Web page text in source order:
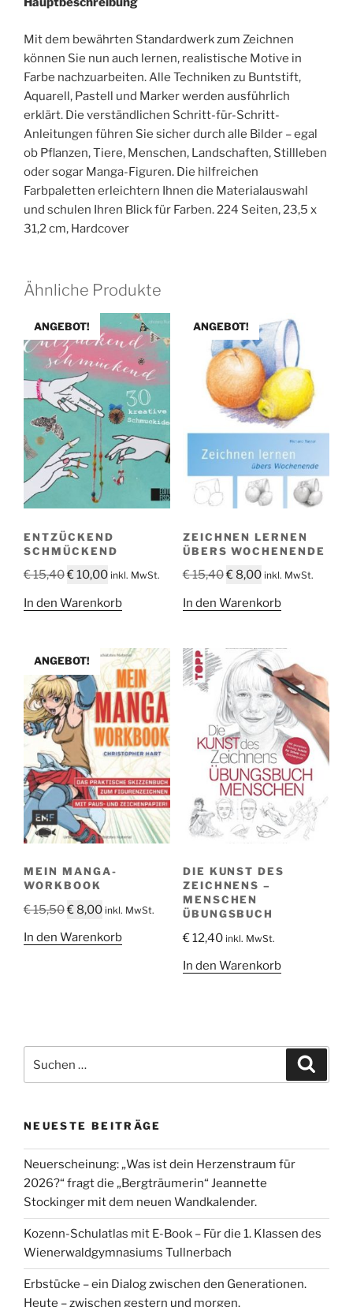
Mit dem bewährten Standardwerk zum Zeichnen
können Sie nun auch lernen, realistische Motive in
Farbe nachzuarbeiten. Alle Techniken zu Buntstift,
Aquarell, Pastell und Marker werden ausführlich
erklärt. Die verständlichen Schritt-für-Schritt-
Anleitungen führen Sie sicher durch alle Bilder – egal
ob Pflanzen, Tiere, Menschen, Landschaften, Stillleben
oder sogar Manga-Figuren. Die hilfreichen
Farbpaletten erleichtern Ihnen die Materialauswahl
und schulen Ihren Blick für Farben. 224 Seiten, 23,5 x
31,2 cm, Hardcover
Ähnliche Produkte
ANGEBOT!
ENTZÜCKEND
SCHMÜCKEND
€15,40Ursprünglicher
war:
€10,00Aktueller
ist:
inkl. MwSt.
In den Warenkorb
ANGEBOT!
ZEICHNEN LERNEN
ÜBERS WOCHENENDE
€15,40Ursprünglicher
war:
€8,00Aktueller
ist:
inkl. MwSt.
In den Warenkorb
ANGEBOT!
MEIN MANGA-
WORKBOOK
€15,50Ursprünglicher
war:
€ 8,00Aktueller
ist:
inkl. MwSt.
In den Warenkorb
DIE KUNST DES
ZEICHNENS –
MENSCHEN
ÜBUNGSBUCH
€12,40 inkl. MwSt.
In den Warenkorb
nach:
NEUESTE BEITRÄGE
Neuerscheinung: „Was ist dein Herzenstraum für
2026?“ fragt die „Bergträumerin“ Jeannette
Stockinger mit dem neuen Wandkalender.
Kozenn-Schulatlas mit E-Book – Für die 1. Klassen des
Wienerwaldgymnasiums Tullnerbach
Erbstücke – ein Dialog zwischen den Generationen.
Heute – zwischen gestern und morgen.